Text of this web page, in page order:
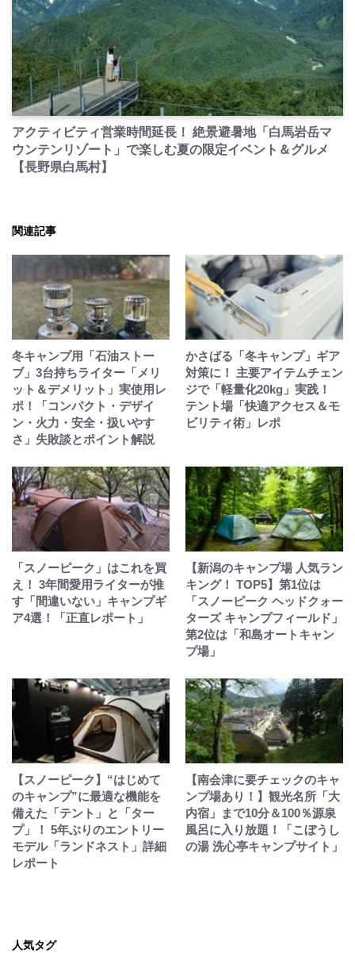
PR
アクティビティ営業時間延長！ 絶景避暑地「白馬岩岳マ
ウンテンリゾート」で楽しむ夏の限定イベント＆グルメ
【長野県白馬村】
関連記事
冬キャンプ用「石油ストー
ブ」3台持ちライター「メリ
ット＆デメリット」実使用レ
ポ！「コンパクト・デザイ
ン・火力・安全・扱いやす
さ」失敗談とポイント解説
かさばる「冬キャンプ」ギア
対策に！ 主要アイテムチェン
ジで「軽量化20kg」実践！
テント場「快適アクセス＆モ
ビリティ術」レポ
「スノーピーク」はこれを買
え！ 3年間愛用ライターが推
す「間違いない」キャンプギ
ア4選！「正直レポート」
【新潟のキャンプ場 人気ラン
キング！ TOP5】第1位は
「スノーピーク ヘッドクォー
ターズ キャンプフィールド」
第2位は「和島オートキャン
プ場」
【スノーピーク】“はじめて
のキャンプ”に最適な機能を
備えた「テント」と「ター
プ」！ 5年ぶりのエントリー
モデル「ランドネスト」詳細
レポート
【南会津に要チェックのキャ
ンプ場あり！】観光名所「大
内宿」まで10分＆100％源泉
風呂に入り放題！「こぼうし
の湯 洗心亭キャンプサイト」
人気タグ